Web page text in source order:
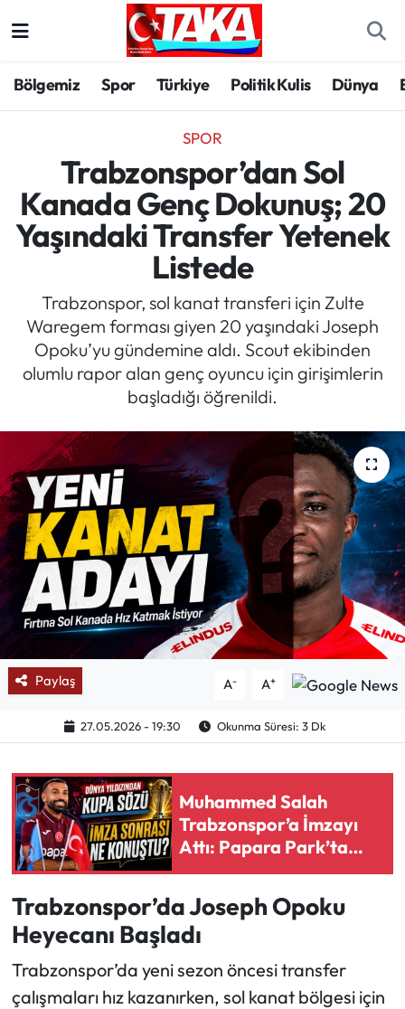
Bölgemiz Spor Türkiye Politik Kulis Dünya
SPOR
Trabzonspor’dan Sol
Kanada Genç Dokunuş; 20
Yaşındaki Transfer Yetenek
Listede
Trabzonspor, sol kanat transferi için Zulte
Waregem forması giyen 20 yaşındaki Joseph
Opoku’yu gündemine aldı. Scout ekibinden
olumlu rapor alan genç oyuncu için girişimlerin
başladığı öğrenildi.
Paylaş A- A+
27.05.2026 - 19:30 Okunma Süresi: 3 Dk
Muhammed Salah
Trabzonspor’a İmzayı
Attı: Papara Park’ta
Tarihi Gece
Trabzonspor’da Joseph Opoku
Heyecanı Başladı
Trabzonspor’da yeni sezon öncesi transfer
çalışmaları hız kazanırken, sol kanat bölgesi için
Spor
Türkiye
Kültür/Sanat
Politika
Politik Kulis
Dünya
Mektup Galeri
Röportaj
Manşet
Köşe Yazıları
Karikatür Galeri
BIK
Mektup Galeri
Ekonomi
Sağlık
Turizm
Teknoloji
Trabzon Hava Durumu
Trabzon Trafik Yoğunluk Haritası
Süper Lig Puan Durumu ve Fikstür
Tüm Manşetler
Son Dakika Haberleri
Haber Arşivi